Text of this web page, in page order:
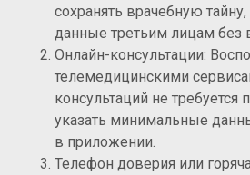
сохранять врачебную
данные третьим лицам без
Онлайн-консультации:
телемедицинскими
консультаций не требуется
указать минимальные
в приложении.
Телефон доверия или